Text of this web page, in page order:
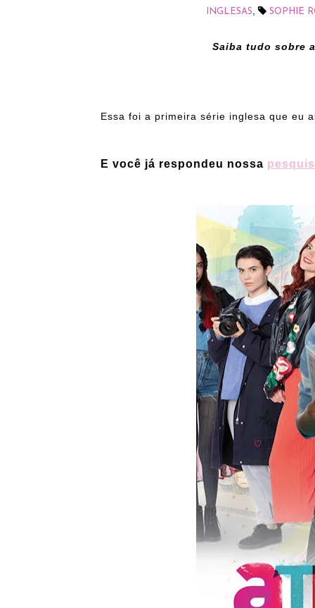
INGLESAS SOPHIE
Saiba tudo sobre
Essa foi a primeira série inglesa que eu
E você já respondeu nossa